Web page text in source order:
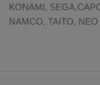
KONAMI,
NAMCO, TAITO,